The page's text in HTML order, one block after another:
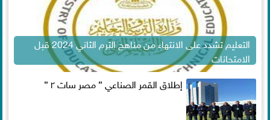
التعليم تشدد على الانتهاء من مناهج الترم الثاني 2024 قبل
الامتحانات
إطلاق القمر الصناعي ” مصر سات ٢ ”